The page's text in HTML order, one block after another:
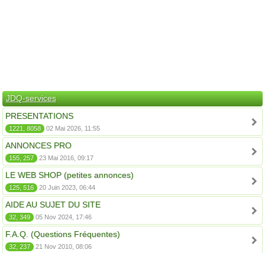
JDQ-services
PRESENTATIONS
1221, 8058 02 Mai 2026, 11:55
ANNONCES PRO
155, 257 23 Mai 2016, 09:17
LE WEB SHOP (petites annonces)
125, 516 20 Juin 2023, 06:44
AIDE AU SUJET DU SITE
32, 349 05 Nov 2024, 17:46
F.A.Q. (Questions Fréquentes)
32, 237 21 Nov 2010, 08:06